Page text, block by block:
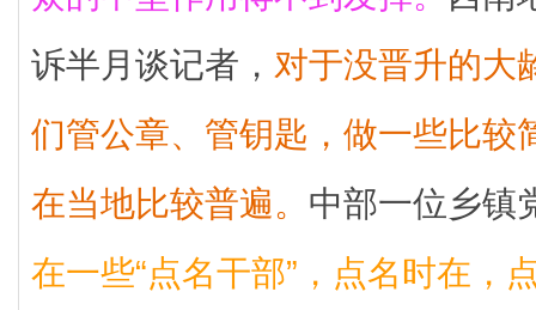
诉半月谈记者， 对于没晋升的大
们管公章、管钥匙，做一些比较
在当地比较普遍。 中部一位乡镇
在一些“点名干部”，点名时在，